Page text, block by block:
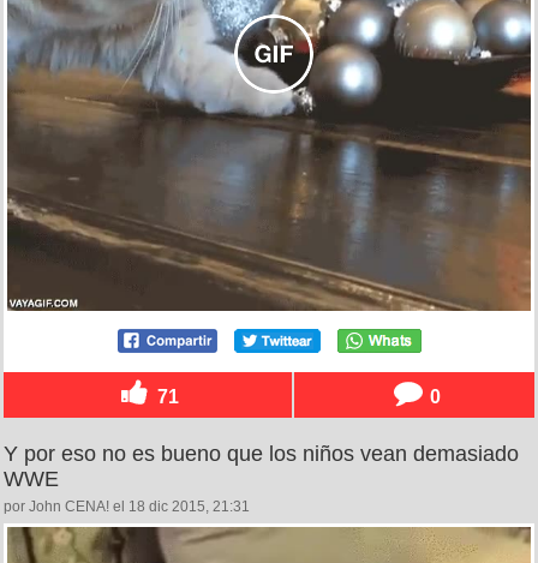
71 0
Y por eso no es bueno que los niños vean demasiado
WWE
por John CENA! el 18 dic 2015, 21:31